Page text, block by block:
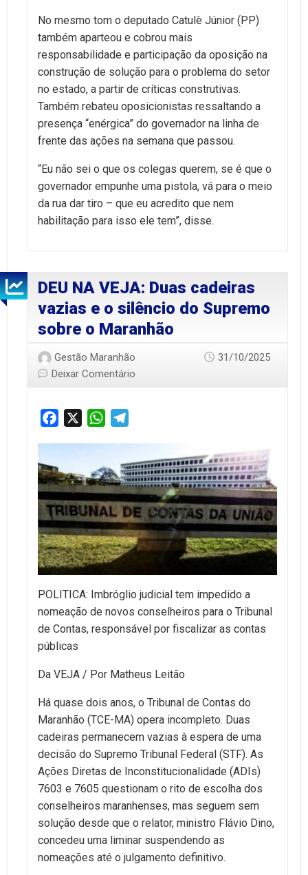
No mesmo tom o deputado Catulè Júnior (PP)
também aparteou e cobrou mais
responsabilidade e participação da oposição na
construção de solução para o problema do setor
no estado, a partir de críticas construtivas.
Também rebateu oposicionistas ressaltando a
presença “enérgica” do governador na linha de
frente das ações na semana que passou.
“Eu não sei o que os colegas querem, se é que o
governador empunhe uma pistola, vá para o meio
da rua dar tiro – que eu acredito que nem
habilitação para isso ele tem”, disse.
DEU NA VEJA: Duas cadeiras
vazias e o silêncio do Supremo
sobre o Maranhão
Gestão Maranhão
31/10/2025
Deixar Comentário
Facebook WhatsApp
POLITICA: Imbróglio judicial tem impedido a
nomeação de novos conselheiros para o Tribunal
de Contas, responsável por fiscalizar as contas
públicas
Da VEJA / Por Matheus Leitão
Há quase dois anos, o Tribunal de Contas do
Maranhão (TCE-MA) opera incompleto. Duas
cadeiras permanecem vazias à espera de uma
decisão do Supremo Tribunal Federal (STF). As
Ações Diretas de Inconstitucionalidade (ADIs)
7603 e 7605 questionam o rito de escolha dos
conselheiros maranhenses, mas seguem sem
solução desde que o relator, ministro Flávio Dino,
concedeu uma liminar suspendendo as
nomeações até o julgamento definitivo.